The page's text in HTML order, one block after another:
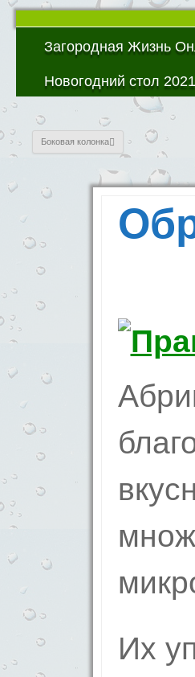
Загородная Жизнь
Новогодний стол 2021
Боковая колонка
Их